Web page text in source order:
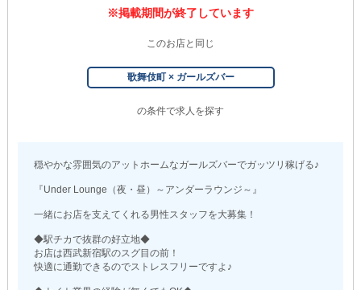
※掲載期間が終了しています
このお店と同じ
歌舞伎町 × ガールズバー
の条件で求人を探す
穏やかな雰囲気のアットホームなガールズバーでガッツリ稼げる♪
『Under Lounge（夜・昼）～アンダーラウンジ～』
一緒にお店を支えてくれる男性スタッフを大募集！
◆駅チカで抜群の好立地◆
お店は西武新宿駅のスグ目の前！
快適に通勤できるのでストレスフリーですよ♪